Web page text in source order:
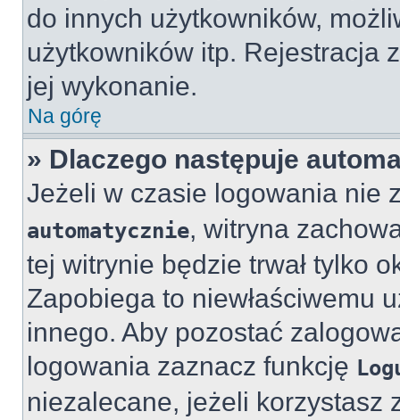
do innych użytkowników,
użytkowników itp. Rejestracja
jej wykonanie.
Na górę
» Dlaczego następuje
Jeżeli w czasie logowania nie
automatycznie, witryna
tej witrynie będzie trwał tylko
Zapobiega to niewłaściwemu
innego. Aby pozostać
logowania zaznacz funkcję
niezalecane, jeżeli korzystasz